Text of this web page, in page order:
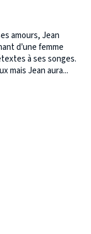
amours, Jean
d’une femme
à ses songes.
mais Jean aura...